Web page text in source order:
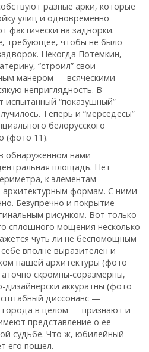
разные арки‚ которые
улиц и одновременно
фактически на задворки.
требующее‚ чтобы не было
Некогда Потемкин‚
“строил” свои
манером — всяческими
неприглядность. В
испытанный “показушный”
Теперь и “мерседесы”
белорусского
(фото 11).
обнаруженном нами
площадь. Нет
к элементам
архитектурным формам. С ними
Безупречно и покрытие
рисунком. Вот только
сплошного мощения несколько
чуть ли не беспомощным
вполне выразителен и
нашей архитектуры (фото
скромны-соразмерны‚
аккуратны (фото
диссонанс —
города в целом — признают и
представление о ее
судьбе. Что ж‚ юбилейный
его пошел.